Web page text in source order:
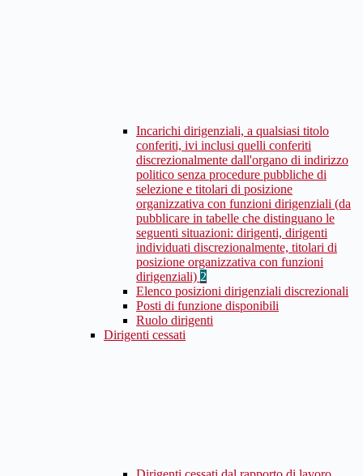
Incarichi dirigenziali, a qualsiasi titolo
conferiti, ivi inclusi quelli conferiti
discrezionalmente dall'organo di indirizzo
politico senza procedure pubbliche di
selezione e titolari di posizione
organizzativa con funzioni dirigenziali (da
pubblicare in tabelle che distinguano le
seguenti situazioni: dirigenti, dirigenti
individuati discrezionalmente, titolari di
posizione organizzativa con funzioni
dirigenziali) 2
Elenco posizioni dirigenziali discrezionali
Posti di funzione disponibili
Ruolo dirigenti
Dirigenti cessati